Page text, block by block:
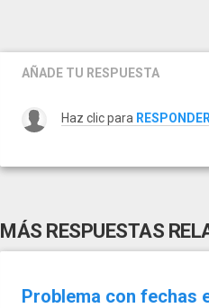
AÑADE TU RESPUESTA
Haz clic para RESPONDER
MÁS RESPUESTAS
Problema con fechas